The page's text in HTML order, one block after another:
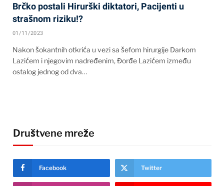
Brčko postali Hirurški diktatori, Pacijenti u
strašnom riziku!?
01/11/2023
Nakon šokantnih otkrića u vezi sa šefom hirurgije Darkom
Lazićem i njegovim nadređenim, Đorđe Lazićem između
ostalog jednog od dva…
Društvene mreže
Facebook Twitter